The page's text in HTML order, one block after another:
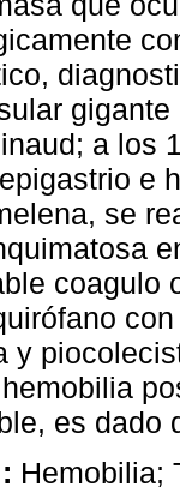
a los
e
se
coagulo
y
es dado
Hemobilia;